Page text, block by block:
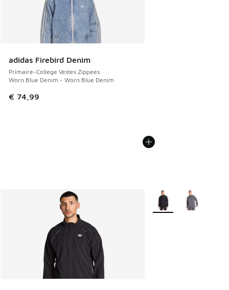
adidas Firebird Denim
Primaire-College Vestes Zippees
Worn Blue Denim - Worn Blue Denim
€ 74,99
Plus de couleurs